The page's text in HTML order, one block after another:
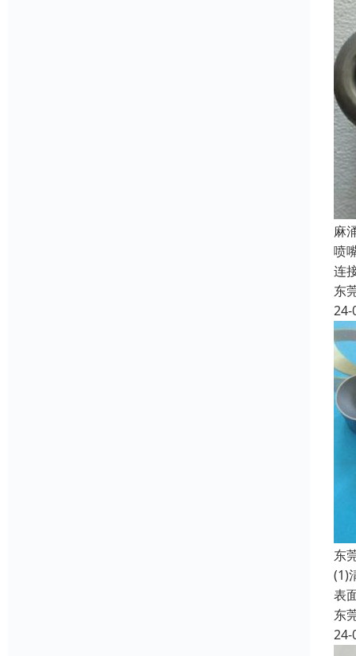
麻
喷
连
东
24-
东
(1)
表
东
24-